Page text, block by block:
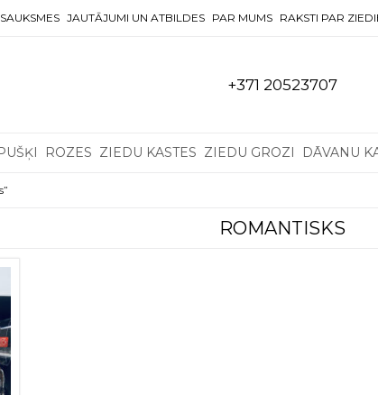
JAUTĀJUMI UN ATBILDES PAR MUMS RAKSTI PAR
+371 20523707
ROZES ZIEDU KASTES ZIEDU GROZI DĀVANU
ROMANTISKS
variants. The options may be chosen on the product page